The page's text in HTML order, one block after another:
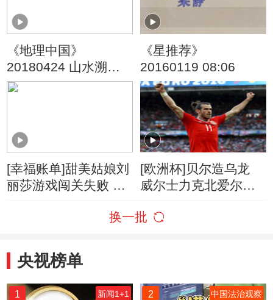
《地理中国》
20180424 山水溯名·
嵖岈寻宝
《星推荐》
20160119 08:06
[幸福账单]甜美姑娘刘
丽莎游戏闯关失败 账
[欧洲杯]贝尔造乌龙
威尔士力克北爱尔兰
换一批
央视榜单
1 新闻1+1 2 中国法治观察